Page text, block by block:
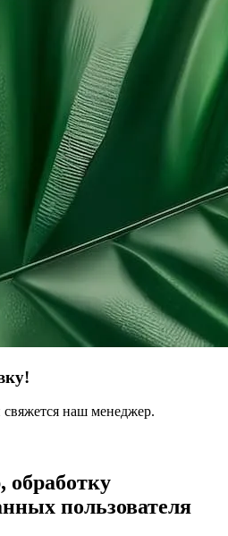
наш менеджер.
обработку
пользователя